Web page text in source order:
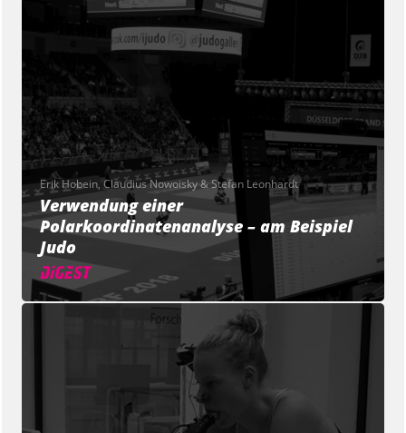
Erik Hobein, Claudius Nowoisky & Stefan Leonhardt
Verwendung einer
Polarkoordinatenanalyse – am Beispiel
Judo